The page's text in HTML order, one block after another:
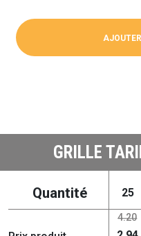
GRILLE
Quantité 25
4.20